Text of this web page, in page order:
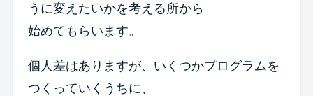
うに変えたいかを考える所から
始めてもらいます。
個人差はありますが、いくつかプログラムを
つくっていくうちに、